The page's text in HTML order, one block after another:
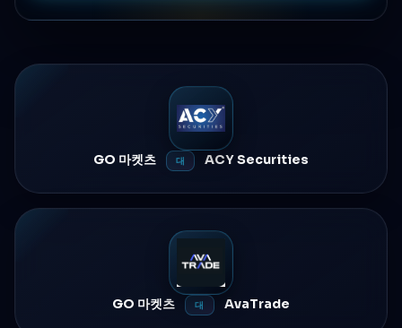
GO 마켓츠 대 ACY Securities
GO 마켓츠 대 AvaTrade